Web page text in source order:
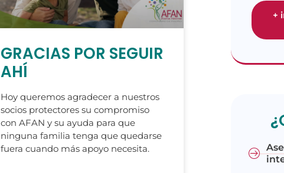
GRACIAS POR SEGUIR
AHÍ
Hoy queremos agradecer a nuestros
socios protectores su compromiso
con AFAN y su ayuda para que
ninguna familia tenga que quedarse
fuera cuando más apoyo necesita.
+